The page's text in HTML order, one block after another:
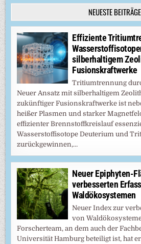
NEUESTE BEITRÄGE
Effiziente
silberhaltigem
Fusionskraftwerke
Tritiumtrennung
Neuer Ansatz mit silberhaltigem
zukünftiger Fusionskraftwerke ist
heißer Plasmen und starker
effizienter Brennstoffkreislauf
Wasserstoffisotope Deuterium und
zurückgewinnen,…
Neuer Epiphyten-
verbesserten
Waldökosystemen
Neuer Index zur
von
Forscherteam, an dem auch der
Universität Hamburg beteiligt ist, hat